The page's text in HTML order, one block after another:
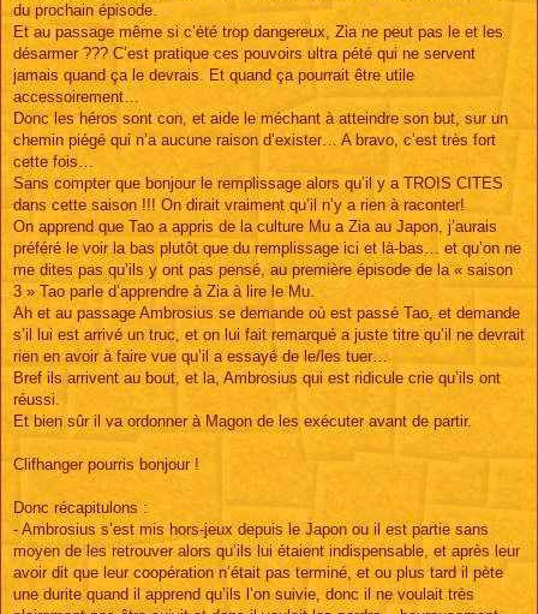
du prochain épisode.
Et au passage même si c’été trop dangereux, Zia ne peut pas le et les
désarmer ??? C’est pratique ces pouvoirs ultra pété qui ne servent
jamais quand ça le devrais. Et quand ça pourrait être utile
accessoirement…
Donc les héros sont con, et aide le méchant à atteindre son but, sur un
chemin piégé qui n’a aucune raison d’exister… A bravo, c’est très fort
cette fois…
Sans compter que bonjour le remplissage alors qu’il y a TROIS CITES
dans cette saison !!! On dirait vraiment qu’il n’y a rien à raconter!
On apprend que Tao a appris de la culture Mu a Zia au Japon, j’aurais
préféré le voir la bas plutôt que du remplissage ici et là-bas… et qu’on ne
me dites pas qu’ils y ont pas pensé, au première épisode de la « saison
3 » Tao parle d’apprendre à Zia à lire le Mu.
Ah et au passage Ambrosius se demande où est passé Tao, et demande
s’il lui est arrivé un truc, et on lui fait remarqué a juste titre qu’il ne devrait
rien en avoir à faire vue qu’il a essayé de le/les tuer…
Bref ils arrivent au bout, et la, Ambrosius qui est ridicule crie qu’ils ont
réussi.
Et bien sûr il va ordonner à Magon de les exécuter avant de partir.
Clifhanger pourris bonjour !
Donc récapitulons :
- Ambrosius s’est mis hors-jeux depuis le Japon ou il est partie sans
moyen de les retrouver alors qu’ils lui étaient indispensable, et après leur
avoir dit que leur coopération n’était pas terminé, et ou plus tard il pète
une durite quand il apprend qu’ils l’on suivie, donc il ne voulait très